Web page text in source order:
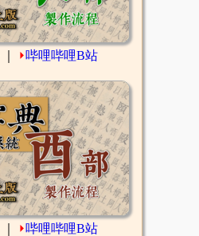
⏵哔哩哔哩B站
⏵哔哩哔哩B站